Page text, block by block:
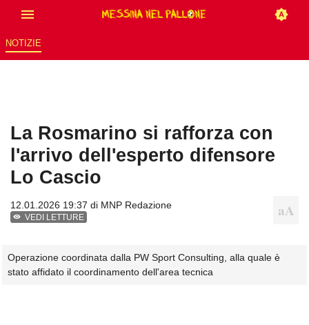
NOTIZIE
La Rosmarino si rafforza con
l'arrivo dell'esperto difensore
Lo Cascio
12.01.2026 19:37 di MNP Redazione
VEDI LETTURE
Operazione coordinata dalla PW Sport Consulting, alla quale è
stato affidato il coordinamento dell'area tecnica